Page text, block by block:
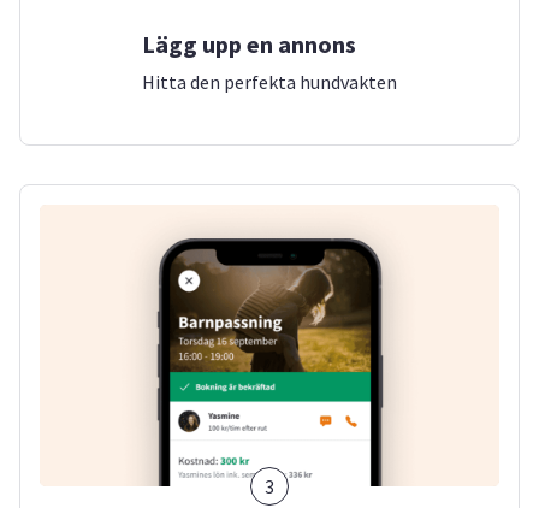
Lägg upp en annons
Hitta den perfekta hundvakten
3